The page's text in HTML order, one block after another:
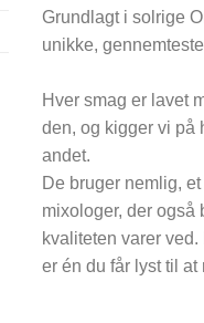
Grundlagt i solrige
unikke,
Hver smag er lavet
den, og kigger vi på
andet.
De bruger nemlig,
mixologer, der også
kvaliteten varer
er én du får lyst til